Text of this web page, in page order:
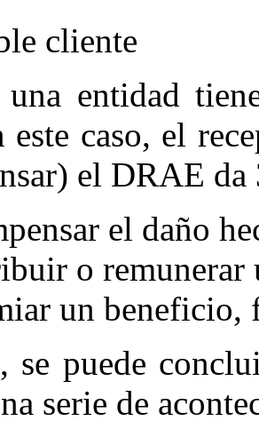
cliente
una entidad
este caso, el
el DRAE da
el daño
o remunerar
un
se puede
serie de